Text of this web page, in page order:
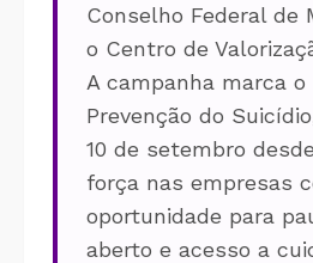
Conselho Federal de
o Centro de
A campanha marca o
Prevenção do
10 de setembro
força nas empresas
oportunidade para
aberto e acesso a